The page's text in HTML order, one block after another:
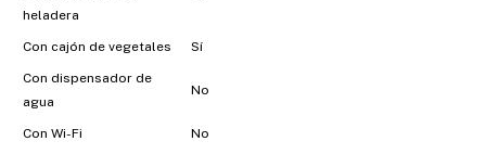
heladera
Con cajón de vegetales Sí
Con dispensador de
agua
No
Con Wi-Fi No